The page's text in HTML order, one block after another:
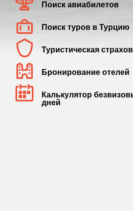
Поиск авиабилетов
Поиск туров в Турцию
Туристическая
Бронирование отелей
Калькулятор
дней